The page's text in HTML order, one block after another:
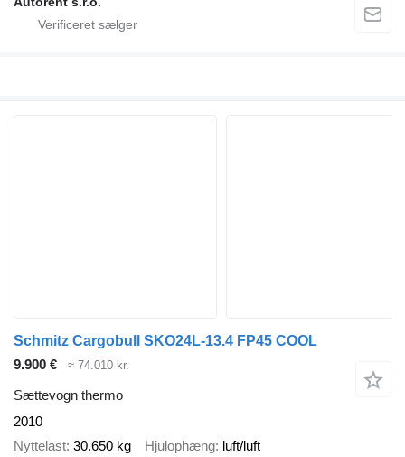
Schmitz Cargobull SKO24L-13.4 FP45 COOL
9.900 €
≈ 74.010 kr.
Sættevogn thermo
2010
Nyttelast 30.650 kg Hjulophæng luft/luft